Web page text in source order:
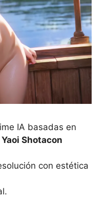
IA basadas en
Shotacon
con estética